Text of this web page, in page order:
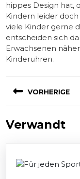
hippes Design hat,
Kindern leider
viele Kinder gerne
entscheiden sich
Erwachsenen
Kinderuhren.
VORHERIGE
post:
Verwandt